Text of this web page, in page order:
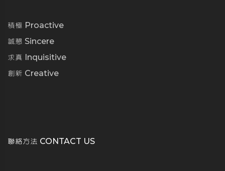
積極 Proactive
誠懇 Sincere
求真 Inquisitive
創新 Creative
聯絡方法 CONTACT US